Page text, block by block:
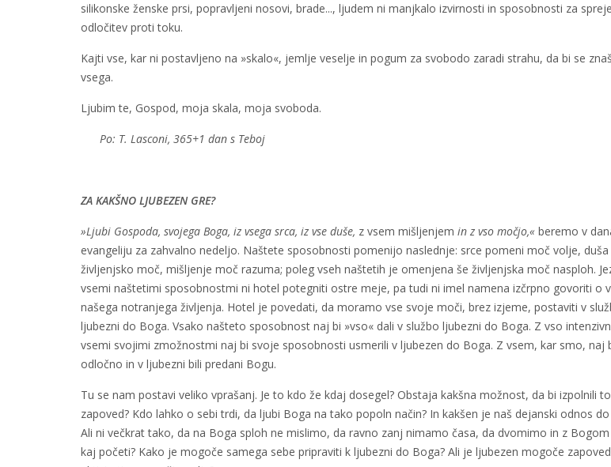
silikonske ženske prsi, popravljeni nosovi, brade..., ljudem ni manjkalo izvirnosti in sposobnosti za
odločitev proti toku.
Kajti vse, kar ni postavljeno na »skalo«, jemlje veselje in pogum za svobodo zaradi strahu, da bi se
vsega.
Ljubim te, Gospod, moja skala, moja svoboda.
Po: T. Lasconi, 365+1 dan s Teboj
ZA KAKŠNO LJUBEZEN GRE?
»Ljubi Gospoda, svojega Boga, iz vsega srca, iz vse duše, z vsem mišljenjem in z vso močjo,« beremo v
evangeliju za zahvalno nedeljo. Naštete sposobnosti pomenijo naslednje: srce pomeni moč volje, duša
življenjsko moč, mišljenje moč razuma; poleg vseh naštetih je omenjena še življenjska moč nasploh.
vsemi naštetimi sposobnostmi ni hotel potegniti ostre meje, pa tudi ni imel namena izčrpno govoriti o
našega notranjega življenja. Hotel je povedati, da moramo vse svoje moči, brez izjeme, postaviti v
ljubezni do Boga. Vsako našteto sposobnost naj bi »vso« dali v službo ljubezni do Boga. Z vso
vsemi svojimi zmožnostmi naj bi svoje sposobnosti usmerili v ljubezen do Boga. Z vsem, kar smo, naj
odločno in v ljubezni bili predani Bogu.
Tu se nam postavi veliko vprašanj. Je to kdo že kdaj dosegel? Obstaja kakšna možnost, da bi izpolnili to
zapoved? Kdo lahko o sebi trdi, da ljubi Boga na tako popoln način? In kakšen je naš dejanski odnos
Ali ni večkrat tako, da na Boga sploh ne mislimo, da ravno zanj nimamo časa, da dvomimo in z
kaj početi? Kako je mogoče samega sebe pripraviti k ljubezni do Boga? Ali je ljubezen mogoče